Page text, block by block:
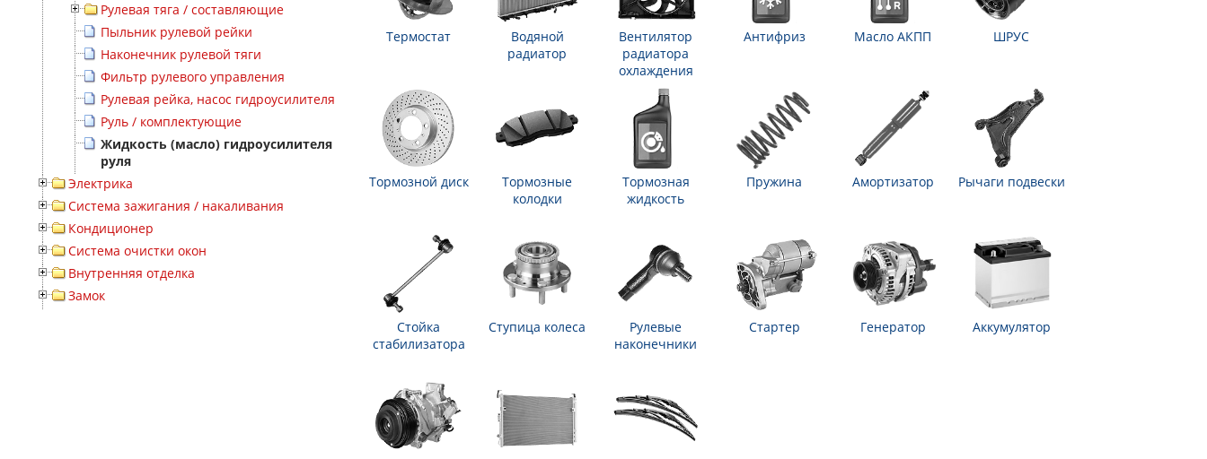
Рулевая тяга / составляющие
Пыльник рулевой рейки
Наконечник рулевой тяги
Фильтр рулевого управления
Рулевая рейка, насос гидроусилителя
Руль / комплектующие
Жидкость (масло) гидроусилителя
руля
Электрика
Система зажигания / накаливания
Кондиционер
Система очистки окон
Внутренняя отделка
Замок
Термостат
Водяной
радиатор
Вентилятор
радиатора
охлаждения
Антифриз Масло АКПП ШРУС
Тормозной диск
Тормозные
колодки
Тормозная
жидкость
Пружина Амортизатор Рычаги подвески
Стойка
стабилизатора
Ступица колеса
Рулевые
наконечники
Стартер Генератор Аккумулятор